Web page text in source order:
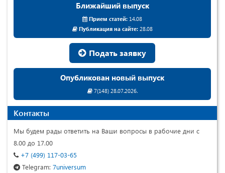
Ближайший выпуск
Прием статей: 14.08
Публикация на сайте:28.08
Подать заявку
Опубликован новый выпуск
7(148) 28.07.2026.
Контакты
Мы будем рады ответить на Ваши вопросы в рабочие дни с
8.00 до 17.00
+7 (499) 117-03-65
Telegram: 7universum